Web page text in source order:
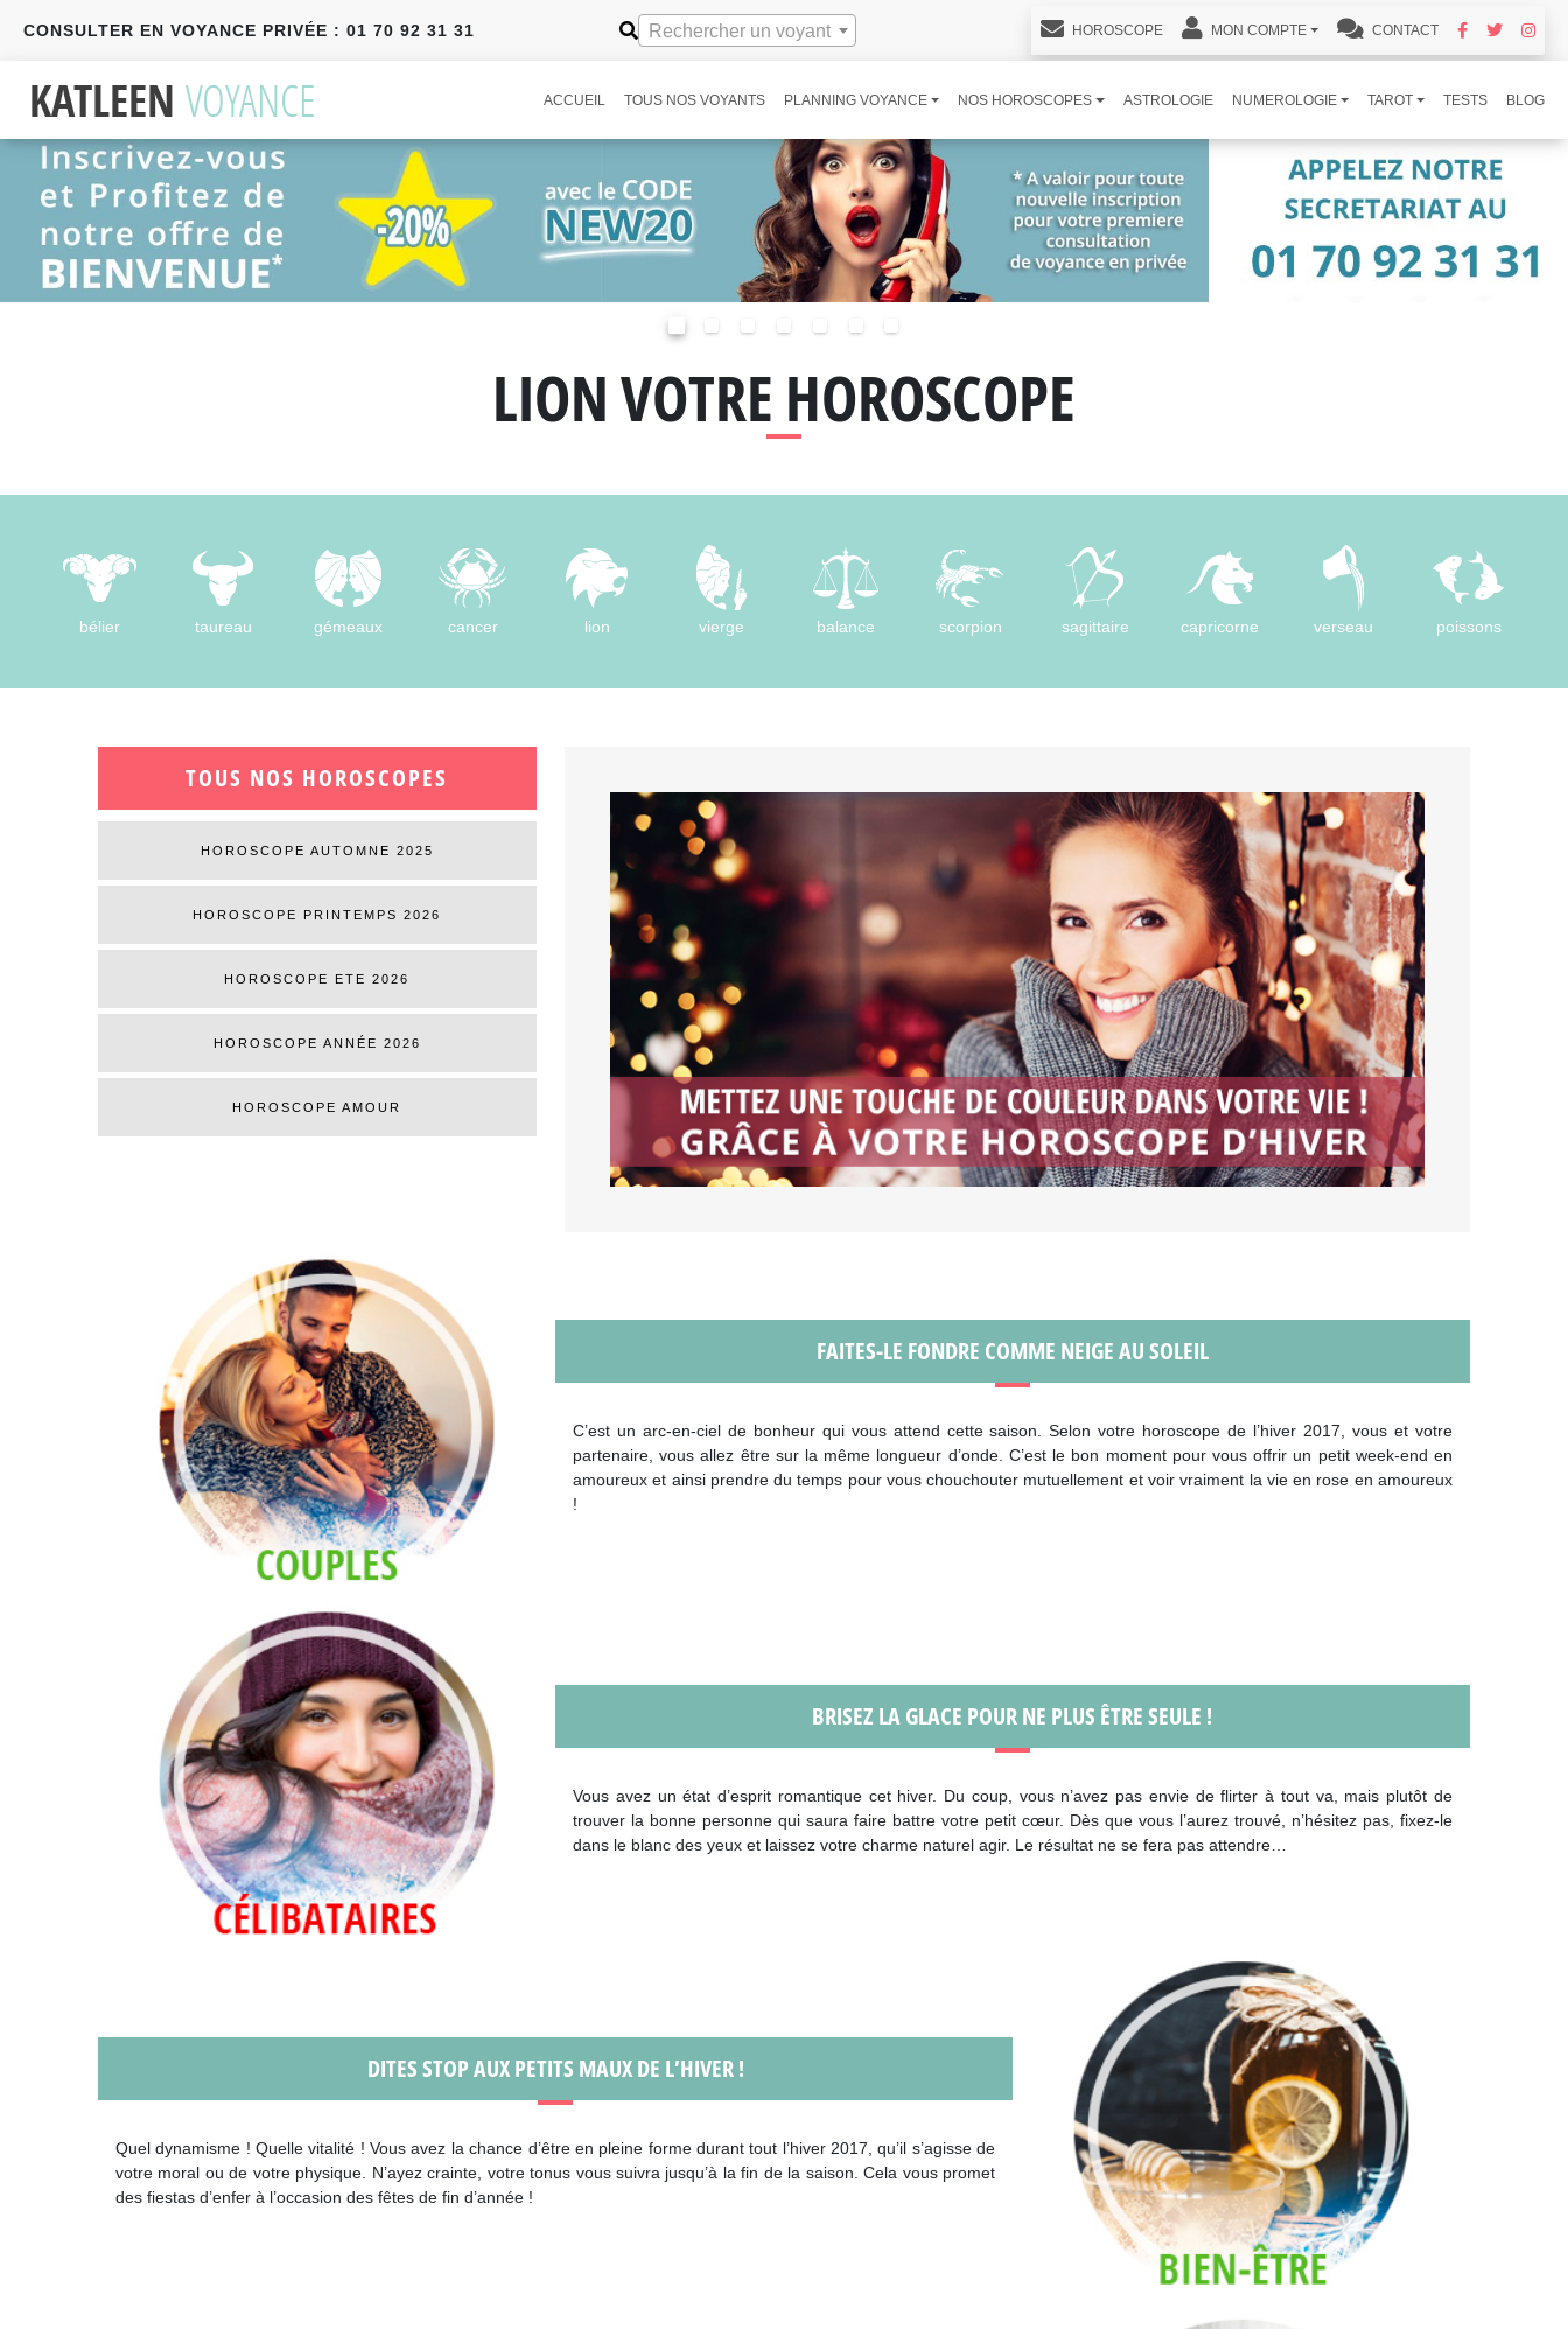
CONSULTER EN VOYANCE PRIVÉE : 01 70 92 31 31 Rechercher un voyant HOROSCOPE MON COMPTE CONTACT
ACCUEIL TOUS NOS VOYANTS PLANNING VOYANCE NOS HOROSCOPES ASTROLOGIE NUMEROLOGIE TAROT TESTS BLOG
LION VOTRE HOROSCOPE
bélier taureau gémeaux cancer lion vierge balance scorpion sagittaire capricorne verseau poissons
TOUS NOS HOROSCOPES
HOROSCOPE AUTOMNE 2025
HOROSCOPE PRINTEMPS 2026
HOROSCOPE ETE 2026
HOROSCOPE ANNÉE 2026
HOROSCOPE AMOUR
FAITES-LE FONDRE COMME NEIGE AU SOLEIL
C’est un arc-en-ciel de bonheur qui vous attend cette saison. Selon votre horoscope de l’hiver 2017, vous et votre
partenaire, vous allez être sur la même longueur d’onde. C’est le bon moment pour vous offrir un petit week-end en
amoureux et ainsi prendre du temps pour vous chouchouter mutuellement et voir vraiment la vie en rose en amoureux
!
BRISEZ LA GLACE POUR NE PLUS ÊTRE SEULE !
Vous avez un état d’esprit romantique cet hiver. Du coup, vous n’avez pas envie de flirter à tout va, mais plutôt de
trouver la bonne personne qui saura faire battre votre petit cœur. Dès que vous l’aurez trouvé, n’hésitez pas, fixez-le
dans le blanc des yeux et laissez votre charme naturel agir. Le résultat ne se fera pas attendre…
DITES STOP AUX PETITS MAUX DE L’HIVER !
Quel dynamisme ! Quelle vitalité ! Vous avez la chance d’être en pleine forme durant tout l’hiver 2017, qu’il s’agisse de
votre moral ou de votre physique. N’ayez crainte, votre tonus vous suivra jusqu’à la fin de la saison. Cela vous promet
des fiestas d’enfer à l’occasion des fêtes de fin d’année !